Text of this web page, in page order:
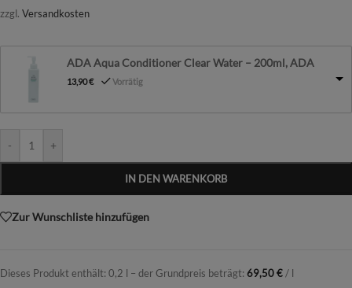
zzgl. Versandkosten
ADA Aqua Conditioner Clear Water – 200ml, ADA
13,90€ Vorrätig
- +
IN DEN WARENKORB
Zur Wunschliste hinzufügen
Dieses Produkt enthält: 0,2 – der Grundpreis beträgt: 69,50 € /